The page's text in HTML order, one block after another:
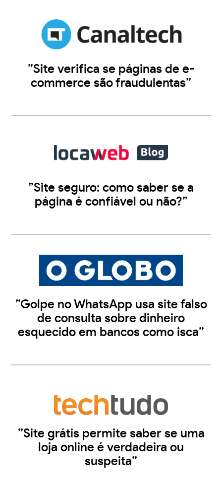
”Site verifica se páginas de e-
commerce são fraudulentas”
”Site seguro: como saber se a
página é confiável ou não?”
”Golpe no WhatsApp usa site falso
de consulta sobre dinheiro
esquecido em bancos como isca”
”Site grátis permite saber se uma
loja online é verdadeira ou
suspeita”